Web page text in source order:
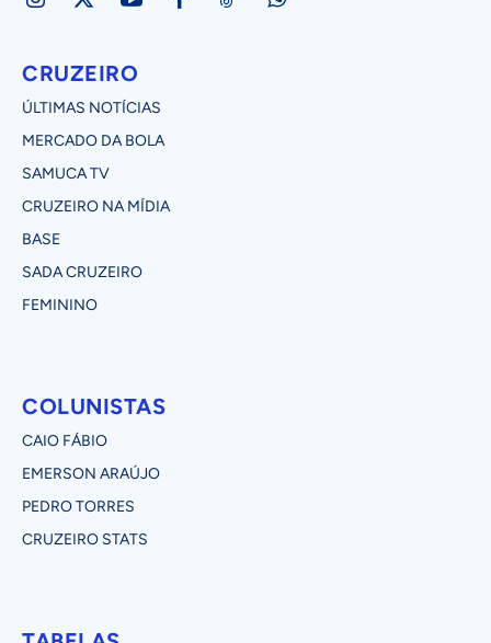
CRUZEIRO
ÚLTIMAS NOTÍCIAS
MERCADO DA BOLA
SAMUCA TV
CRUZEIRO NA MÍDIA
BASE
SADA CRUZEIRO
FEMININO
COLUNISTAS
CAIO FÁBIO
EMERSON ARAÚJO
PEDRO TORRES
CRUZEIRO STATS